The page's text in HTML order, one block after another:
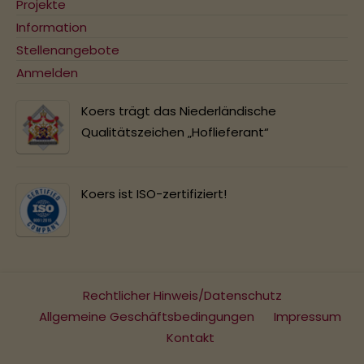
Projekte
Information
Stellenangebote
Anmelden
Koers trägt das Niederländische
Qualitätszeichen „Hoflieferant“
Koers ist ISO-zertifiziert!
Rechtlicher Hinweis/Datenschutz
Allgemeine Geschäftsbedingungen
Impressum
Kontakt